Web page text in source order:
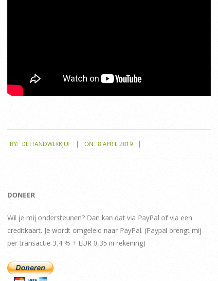
04-
08
BY: DE HANDWERKJUF ON: 8 APRIL 2019
DONEER
Wil je mij ondersteunen? Dan kan dat via PayPal of via een
creditkaart. Je wordt omgeleid naar PayPal. (Paypal brengt mij
per transactie 3,4 % + EUR 0,35 in rekening)